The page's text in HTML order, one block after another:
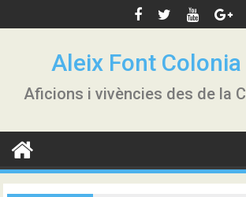
to
Aleix Font Colonia
Aficions i vivències des de la